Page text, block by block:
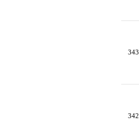
343
342